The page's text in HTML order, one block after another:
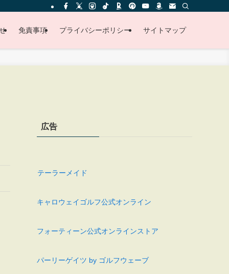
免責事項 プライバシーポリシー サイトマップ
広告
テーラーメイド
キャロウェイゴルフ公式オンライン
フォーティーン公式オンラインストア
パーリーゲイツ by ゴルフウェーブ